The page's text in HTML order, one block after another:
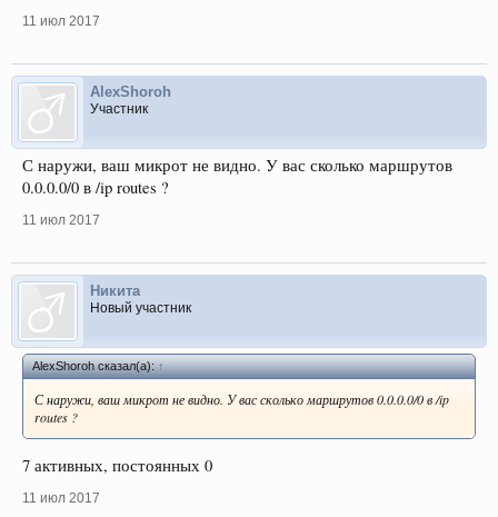
11 июл 2017
AlexShoroh
Участник
С наружи, ваш микрот не видно. У вас сколько маршрутов
0.0.0.0/0 в /ip routes ?
11 июл 2017
Никита
Новый участник
AlexShoroh сказал(а):↑
С наружи, ваш микрот не видно. У вас сколько маршрутов 0.0.0.0/0 в /ip
routes ?
7 активных, постоянных 0
11 июл 2017